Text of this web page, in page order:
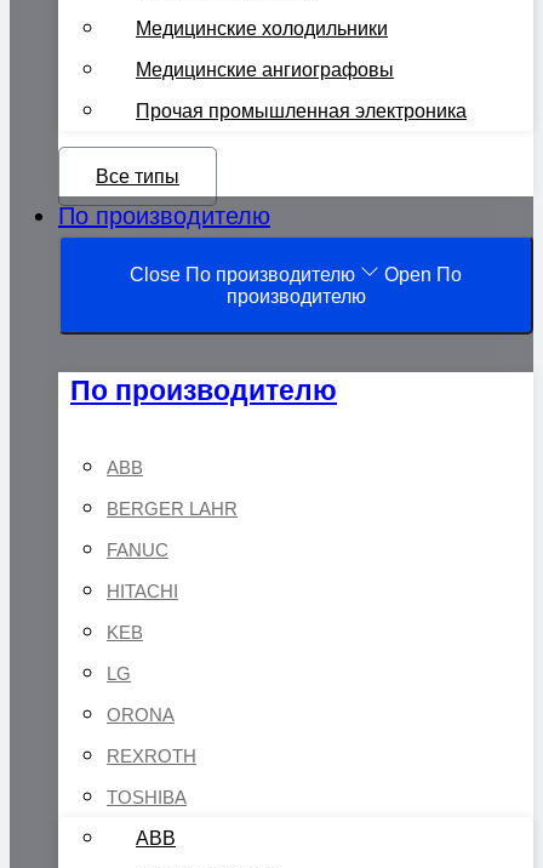
Медицинские холодильники
Медицинские ангиографовы
Прочая промышленная электроника
Все типы
По производителю
Close По производителю
Open По
производителю
По производителю
ABB
BERGER LAHR
FANUC
HITACHI
KEB
LG
ORONA
REXROTH
TOSHIBA
ABB